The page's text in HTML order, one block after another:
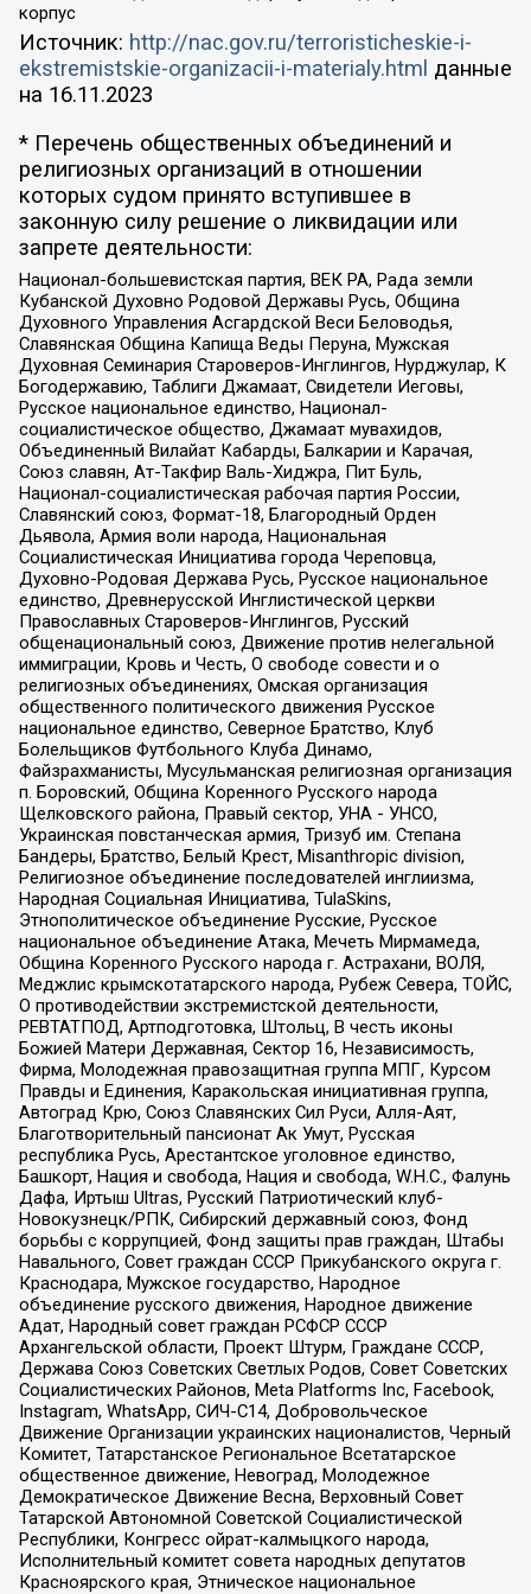
корпус
Источник: http://nac.gov.ru/terroristicheskie-i-
ekstremistskie-organizacii-i-materialy.html данные
на 16.11.2023
* Перечень общественных объединений и
религиозных организаций в отношении
которых судом принято вступившее в
законную силу решение о ликвидации или
запрете деятельности:
Национал-большевистская партия, ВЕК РА, Рада земли
Кубанской Духовно Родовой Державы Русь, Община
Духовного Управления Асгардской Веси Беловодья,
Славянская Община Капища Веды Перуна, Мужская
Духовная Семинария Староверов-Инглингов, Нурджулар, К
Богодержавию, Таблиги Джамаат, Свидетели Иеговы,
Русское национальное единство, Национал-
социалистическое общество, Джамаат мувахидов,
Объединенный Вилайат Кабарды, Балкарии и Карачая,
Союз славян, Ат-Такфир Валь-Хиджра, Пит Буль,
Национал-социалистическая рабочая партия России,
Славянский союз, Формат-18, Благородный Орден
Дьявола, Армия воли народа, Национальная
Социалистическая Инициатива города Череповца,
Духовно-Родовая Держава Русь, Русское национальное
единство, Древнерусской Инглистической церкви
Православных Староверов-Инглингов, Русский
общенациональный союз, Движение против нелегальной
иммиграции, Кровь и Честь, О свободе совести и о
религиозных объединениях, Омская организация
общественного политического движения Русское
национальное единство, Северное Братство, Клуб
Болельщиков Футбольного Клуба Динамо,
Файзрахманисты, Мусульманская религиозная организация
п. Боровский, Община Коренного Русского народа
Щелковского района, Правый сектор, УНА - УНСО,
Украинская повстанческая армия, Тризуб им. Степана
Бандеры, Братство, Белый Крест, Misanthropic division,
Религиозное объединение последователей инглиизма,
Народная Социальная Инициатива, TulaSkins,
Этнополитическое объединение Русские, Русское
национальное объединение Атака, Мечеть Мирмамеда,
Община Коренного Русского народа г. Астрахани, ВОЛЯ,
Меджлис крымскотатарского народа, Рубеж Севера, ТОЙС,
О противодействии экстремистской деятельности,
РЕВТАТПОД, Артподготовка, Штольц, В честь иконы
Божией Матери Державная, Сектор 16, Независимость,
Фирма, Молодежная правозащитная группа МПГ, Курсом
Правды и Единения, Каракольская инициативная группа,
Автоград Крю, Союз Славянских Сил Руси, Алля-Аят,
Благотворительный пансионат Ак Умут, Русская
республика Русь, Арестантское уголовное единство,
Башкорт, Нация и свобода, Нация и свобода, W.H.С., Фалунь
Дафа, Иртыш Ultras, Русский Патриотический клуб-
Новокузнецк/РПК, Сибирский державный союз, Фонд
борьбы с коррупцией, Фонд защиты прав граждан, Штабы
Навального, Совет граждан СССР Прикубанского округа г.
Краснодара, Мужское государство, Народное
объединение русского движения, Народное движение
Адат, Народный совет граждан РСФСР СССР
Архангельской области, Проект Штурм, Граждане СССР,
Держава Союз Советских Светлых Родов, Совет Советских
Социалистических Районов, Meta Platforms Inc, Facebook,
Instagram, WhatsApp, СИЧ-С14, Добровольческое
Движение Организации украинских националистов, Черный
Комитет, Татарстанское Региональное Всетатарское
общественное движение, Невоград, Молодежное
Демократическое Движение Весна, Верховный Совет
Татарской Автономной Советской Социалистической
Республики, Конгресс ойрат-калмыцкого народа,
Исполнительный комитет совета народных депутатов
Красноярского края, Этническое национальное